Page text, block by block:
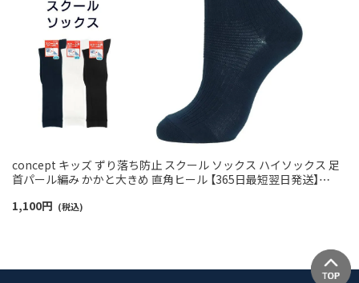
concept キッズ ずり落ち防止 スクール ソックス ハイソックス 足
首パール編み かかと大きめ 直角ヒール 【365日最短翌日発送】
1,100円 (税込)